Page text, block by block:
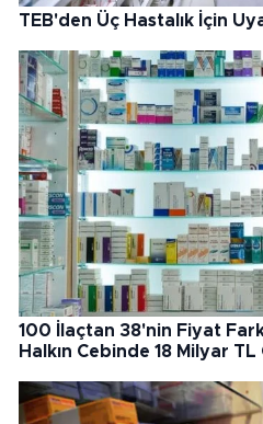
TEB'den Üç Hastalık İçin
100 İlaçtan 38'nin Fiyat
Halkın Cebinde 18 Milyar TL